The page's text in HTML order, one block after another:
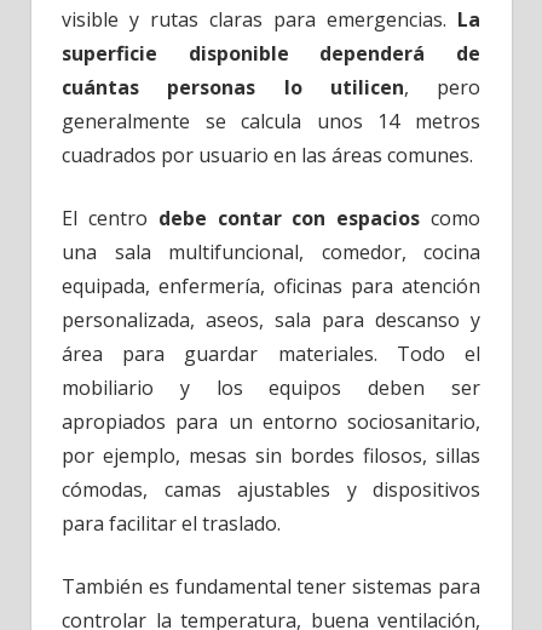
visible y rutas claras para emergencias. La
superficie disponible dependerá de
cuántas personas lo utilicen, pero
generalmente se calcula unos 14 metros
cuadrados por usuario en las áreas comunes.
El centro debe contar con espacios como
una sala multifuncional, comedor, cocina
equipada, enfermería, oficinas para atención
personalizada, aseos, sala para descanso y
área para guardar materiales. Todo el
mobiliario y los equipos deben ser
apropiados para un entorno sociosanitario,
por ejemplo, mesas sin bordes filosos, sillas
cómodas, camas ajustables y dispositivos
para facilitar el traslado.
También es fundamental tener sistemas para
controlar la temperatura, buena ventilación,